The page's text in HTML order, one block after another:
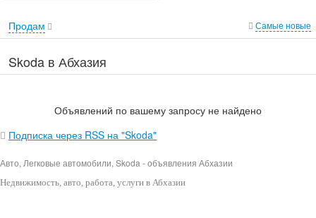
Продам Самые новые
Skoda в Абхазия
Объявлений по вашему запросу не найдено
Подписка через RSS на "Skoda"
Авто, Легковые автомобили, Skoda - объявления Абхазии
Недвижимость , авто, работа, услуги в Абхазии